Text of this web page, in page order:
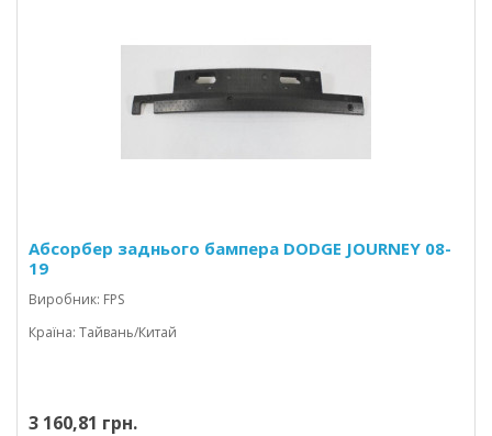
Абсорбер заднього бампера DODGE JOURNEY 08-
19
Виробник: FPS
Країна: Тайвань/Китай
3 160,81 грн.